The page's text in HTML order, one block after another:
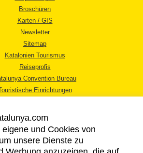
Broschüren
Karten / GIS
Newsletter
Sitemap
Katalonien Tourismus
Reiseprofis
Convention Bureau
Einrichtungen
und Cookies von
unsere Dienste zu